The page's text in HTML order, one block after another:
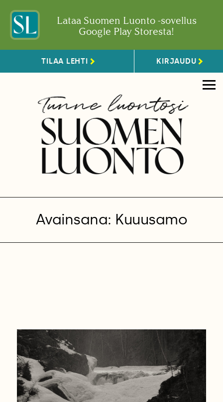
Lataa Suomen Luonto -sovellus
Google Play Storesta!
TILAA LEHTI KIRJAUDU
Avainsana: Kuuusamo